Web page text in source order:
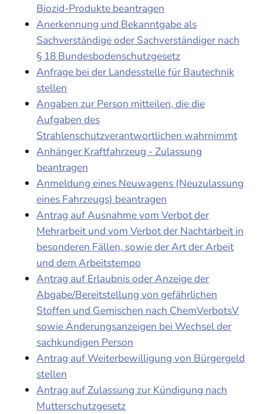
Biozid-Produkte beantragen
Anerkennung und Bekanntgabe als
Sachverständige oder Sachverständiger nach
§ 18 Bundesbodenschutzgesetz
Anfrage bei der Landesstelle für Bautechnik
stellen
Angaben zur Person mitteilen, die die
Aufgaben des
Strahlenschutzverantwortlichen wahrnimmt
Anhänger Kraftfahrzeug - Zulassung
beantragen
Anmeldung eines Neuwagens (Neuzulassung
eines Fahrzeugs) beantragen
Antrag auf Ausnahme vom Verbot der
Mehrarbeit und vom Verbot der Nachtarbeit in
besonderen Fällen, sowie der Art der Arbeit
und dem Arbeitstempo
Antrag auf Erlaubnis oder Anzeige der
Abgabe/Bereitstellung von gefährlichen
Stoffen und Gemischen nach ChemVerbotsV
sowie Änderungsanzeigen bei Wechsel der
sachkundigen Person
Antrag auf Weiterbewilligung von Bürgergeld
stellen
Antrag auf Zulassung zur Kündigung nach
Mutterschutzgesetz